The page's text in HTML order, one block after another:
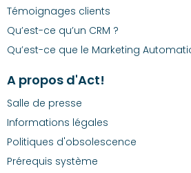
Témoignages clients
Qu’est-ce qu’un CRM ?
Qu’est-ce que le Marketing
A propos d'Act!
Salle de presse
Informations légales
Politiques d'obsolescence
Prérequis système